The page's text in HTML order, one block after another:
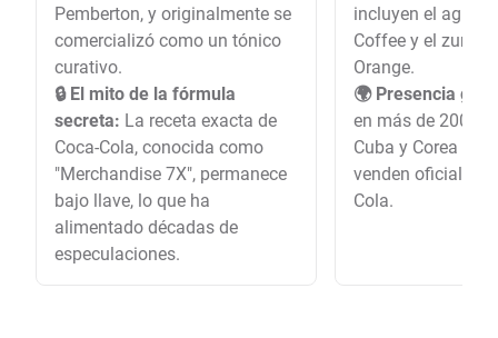
Pemberton, y originalmente se
comercializó como un tónico
curativo.
🔒 El mito de la fórmula
secreta: La receta exacta de
Coca-Cola, conocida como
"Merchandise 7X", permanece
bajo llave, lo que ha
alimentado décadas de
especulaciones.
incluyen el agua
Coffee y el zumo
Orange.
🌍 Presencia
en más de 200
Cuba y Corea del
venden
Cola.